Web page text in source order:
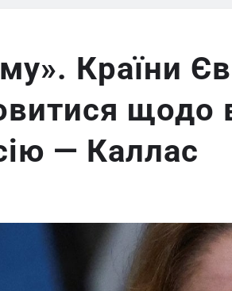
Країни
щодо
— Каллас